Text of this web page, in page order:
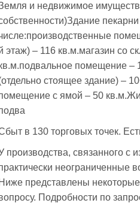
и недвижимое
этаж) – 116 кв.м.магазин со
помещение –
стоящее здание) –
с ямой – 50
в 130 торговых точек.
производства, связанного с
неограниченные
Ниже представлены
Подробности по